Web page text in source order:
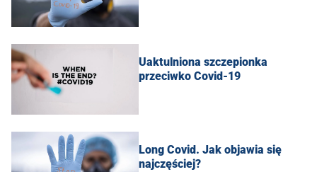
Uaktulniona szczepionka
przeciwko Covid-19
Long Covid. Jak objawia się
najczęściej?